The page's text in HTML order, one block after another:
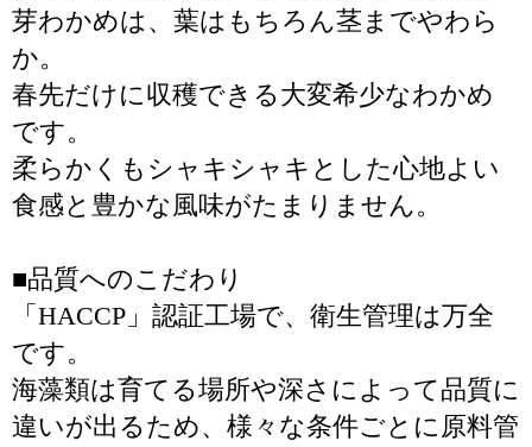
芽わかめは、葉はもちろん茎までやわら
か。
春先だけに収穫できる大変希少なわかめ
です。
柔らかくもシャキシャキとした心地よい
食感と豊かな風味がたまりません。
■品質へのこだわり
「HACCP」認証工場で、衛生管理は万全
です。
海藻類は育てる場所や深さによって品質に
違いが出るため、様々な条件ごとに原料管